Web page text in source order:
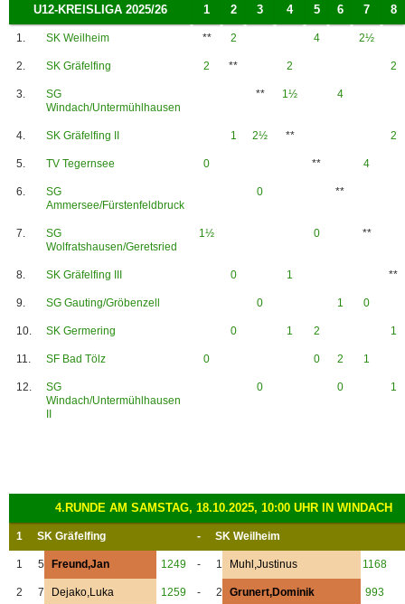
U12-KREISLIGA 2025/26 1 2 3 4 5 6 7 8
1. SK Weilheim ** 2 4 2½
2. SK Gräfelfing 2 ** 2 2
3.
SG
Windach/Untermühlhausen
** 1½ 4
4. SK Gräfelfing II 1 2½ ** 2
5. TV Tegernsee 0 ** 4
6.
SG
Ammersee/Fürstenfeldbruck
0 **
7.
SG
Wolfratshausen/Geretsried
1½ 0 **
8. SK Gräfelfing III 0 1 **
9. SG Gauting/Gröbenzell 0 1 0
10. SK Germering 0 1 2 1
11. SF Bad Tölz 0 0 2 1
12.
SG
Windach/Untermühlhausen
II
0 0 1
4.RUNDE AM SAMSTAG, 18.10.2025, 10:00 UHR IN WINDACH
1 SK Gräfelfing - SK Weilheim
1 5 Freund,Jan 1249 - 1 Muhl,Justinus 1168
2 7 Dejako,Luka 1259 - 2 Grunert,Dominik 993